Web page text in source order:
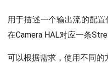
用于描述一个输出流的配
在Camera HAL对应一条
可以根据需求，使用不同